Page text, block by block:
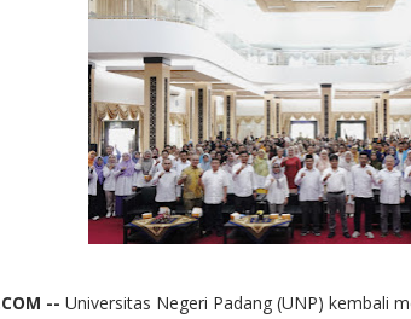
-- Universitas Negeri Padang (UNP) kembali